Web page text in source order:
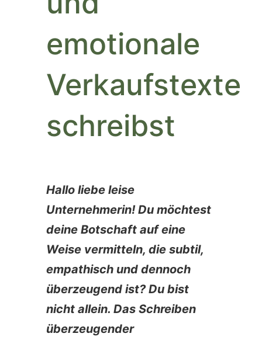
emotionale
Verkaufstexte
schreibst
Hallo liebe leise
Unternehmerin! Du möchtest
deine Botschaft auf eine
Weise vermitteln, die subtil,
empathisch und dennoch
überzeugend ist? Du bist
nicht allein. Das Schreiben
überzeugender